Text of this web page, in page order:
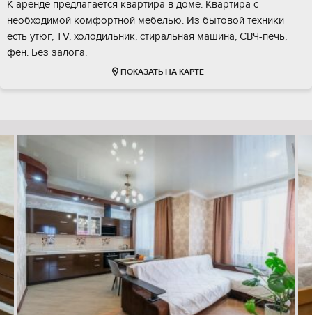
К аренде предлагается квартира в доме. Квартира с
необходимой комфортной мебелью. Из бытовой техники
есть утюг, TV, холодильник, стиральная машина, СВЧ-печь,
фен. Без залога.
ПОКАЗАТЬ НА КАРТЕ